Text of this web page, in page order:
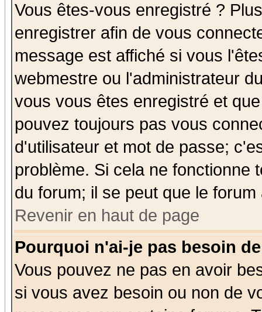
Vous êtes-vous enregistré ?
enregistrer afin de vous
message est affiché si vous
webmestre ou l'administrateur
vous vous êtes enregistré et
pouvez toujours pas vous
d'utilisateur et mot de passe;
problème. Si cela ne fonctionne
du forum; il se peut que le
Revenir en haut de page
Pourquoi n'ai-je pas besoin
Vous pouvez ne pas en avoir
si vous avez besoin ou non de